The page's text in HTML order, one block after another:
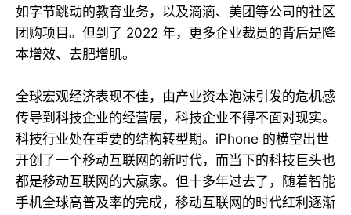
如字节跳动的教育业务，以及滴滴、美团等公司的社区
团购项目。但到了 2022 年，更多企业裁员的背后是降
本增效、去肥增肌。
全球宏观经济表现不佳，由产业资本泡沫引发的危机感
传导到科技企业的经营层，科技企业不得不面对现实。
科技行业处在重要的结构转型期。iPhone 的横空出世
开创了一个移动互联网的新时代，而当下的科技巨头也
都是移动互联网的大赢家。但十多年过去了，随着智能
手机全球高普及率的完成，移动互联网的时代红利逐渐